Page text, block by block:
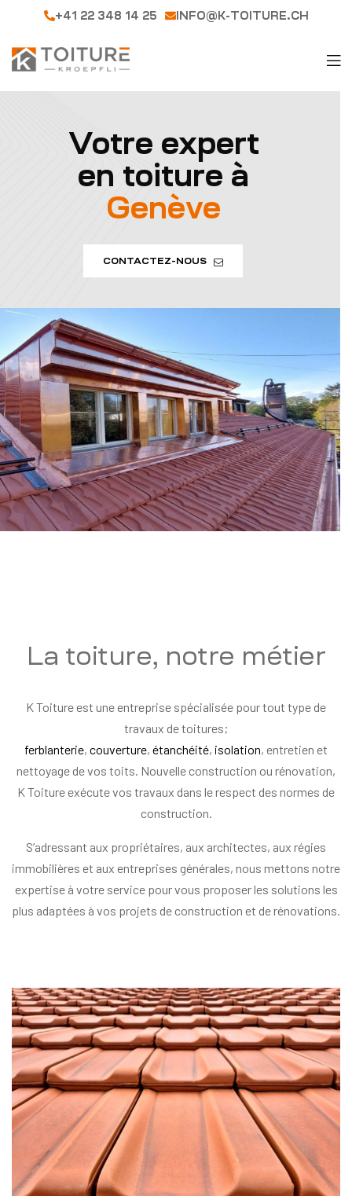
+41 22 348 14 25 INFO@K-TOITURE.CH
Votre expert
en toiture à
Genève
CONTACTEZ-NOUS
La toiture, notre métier
K Toiture est une entreprise spécialisée pour tout type de
travaux de toitures;
ferblanterie, couverture, étanchéité, isolation, entretien et
nettoyage de vos toits. Nouvelle construction ou rénovation,
K Toiture exécute vos travaux dans le respect des normes de
construction.
S’adressant aux propriétaires, aux architectes, aux régies
immobilières et aux entreprises générales, nous mettons notre
expertise à votre service pour vous proposer les solutions les
plus adaptées à vos projets de construction et de rénovations.